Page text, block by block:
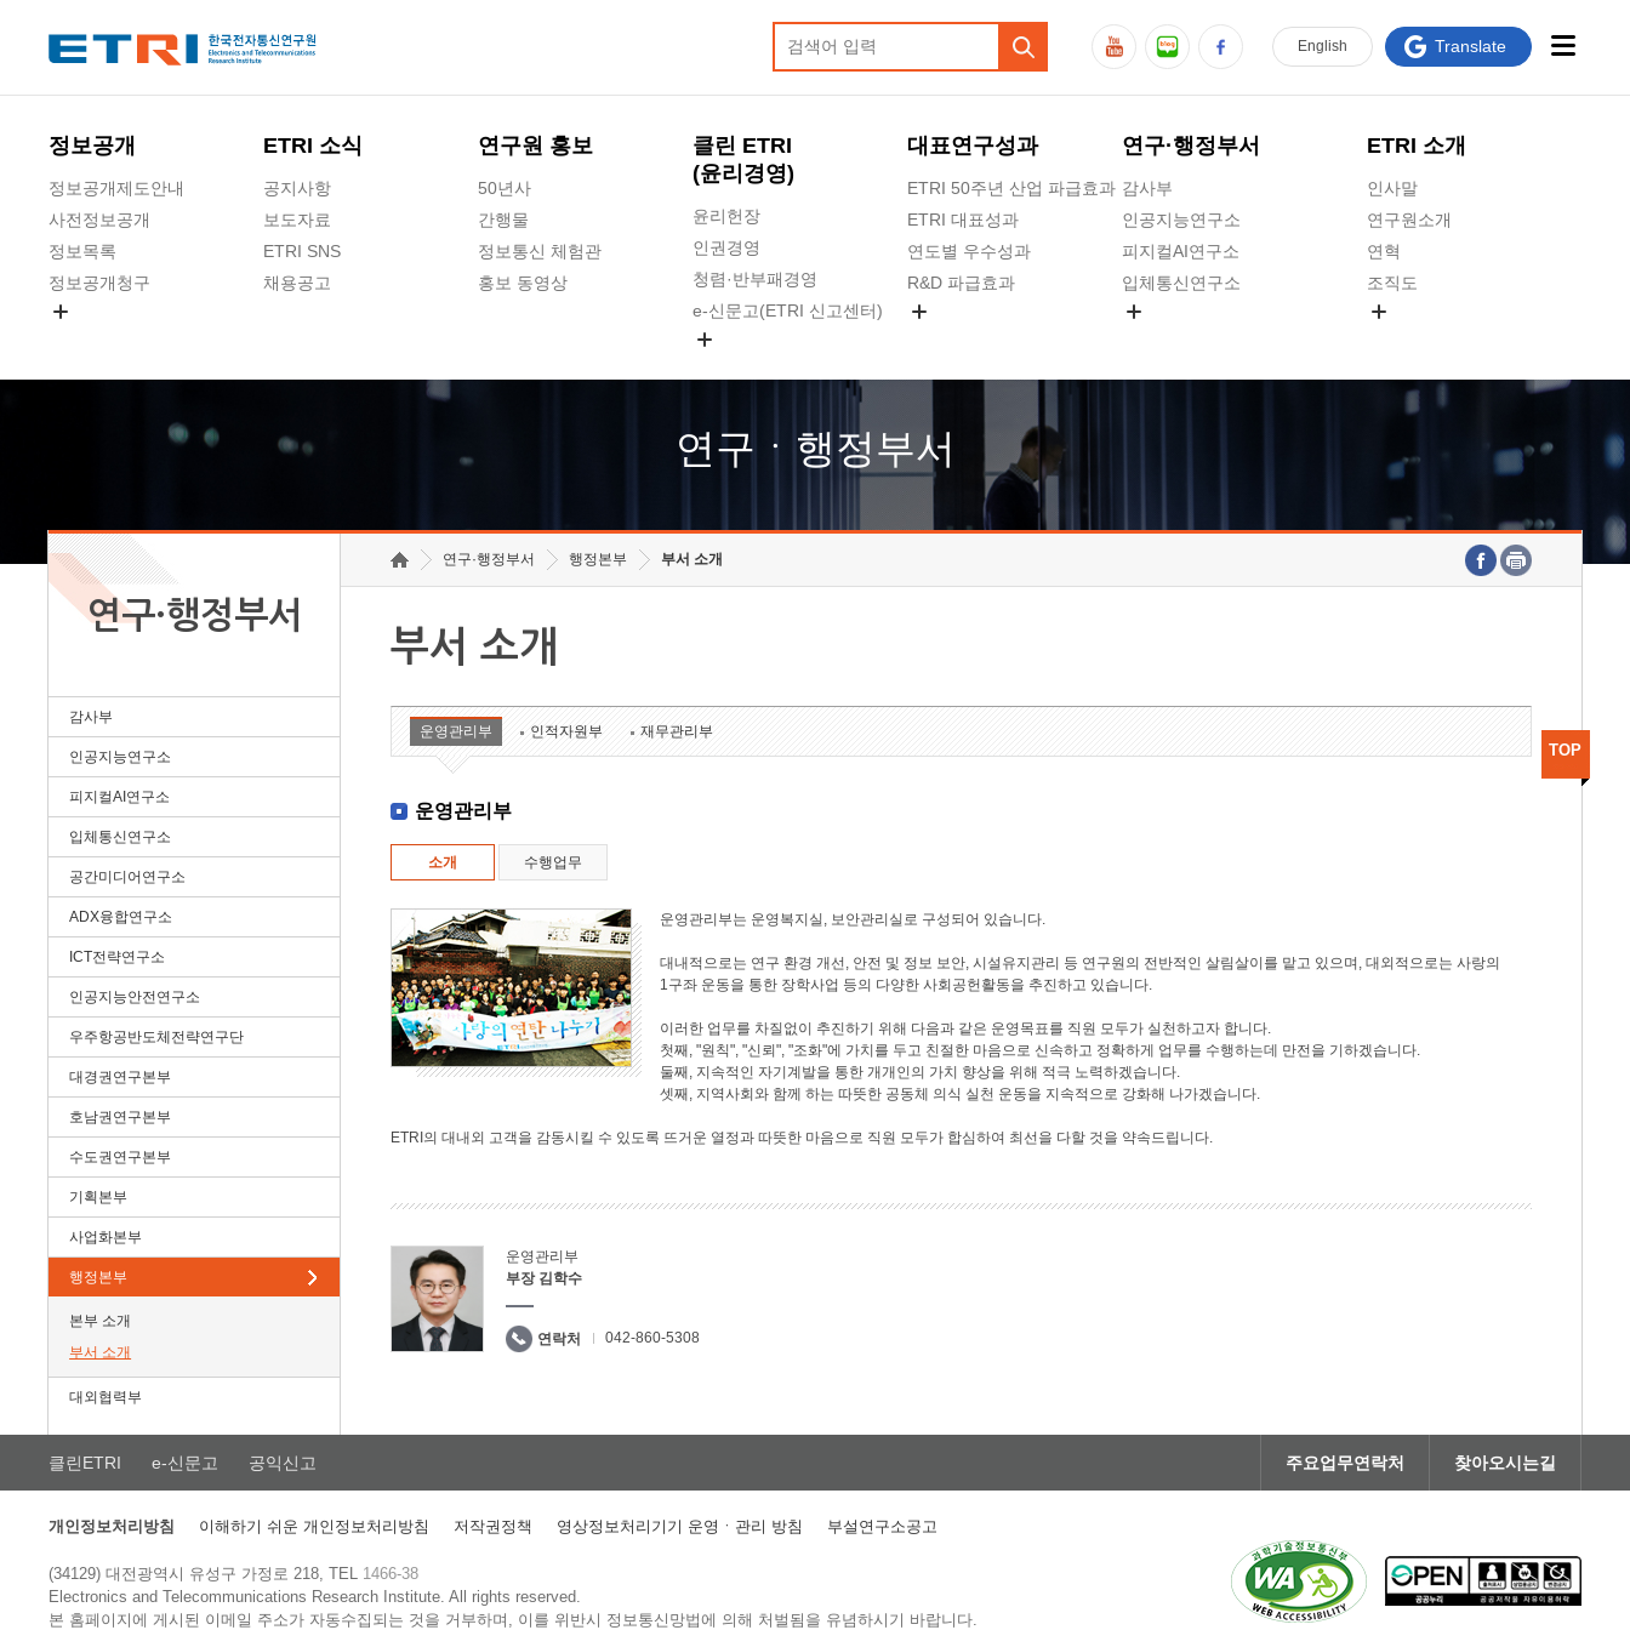
정보공개
정보공개제도안내
사전정보공개
정보목록
정보공개청구
ETRI 소식
공지사항
보도자료
ETRI SNS
채용공고
연구원 홍보
50년사
간행물
정보통신 체험관
홍보 동영상
클린 ETRI
(윤리경영)
윤리헌장
인권경영
청렴·반부패경영
e-신문고(ETRI 신고센터)
고객의소리
수의계약 현황
대표연구성과
ETRI 50주년 산업 파급효과
ETRI 대표성과
연도별 우수성과
R&D 파급효과
연구·행정부서
감사부
인공지능연구소
피지컬AI연구소
입체통신연구소
호남권연구본부
기획본부
ETRI 소개
인사말
연구원소개
연혁
조직도
연구원 고객헌장
주요업무연락처
English Translate
연구ㆍ행정부서
연구·행정부서
감사부
인공지능연구소
피지컬AI연구소
입체통신연구소
공간미디어연구소
ADX융합연구소
ICT전략연구소
인공지능안전연구소
우주항공반도체전략연구단
대경권연구본부
호남권연구본부
수도권연구본부
기획본부
사업화본부
행정본부
본부 소개
부서 소개
대외협력부
연구·행정부서 행정본부 부서 소개
부서 소개
운영관리부 인적자원부 재무관리부
운영관리부
소개 수행업무
운영관리부는 운영복지실, 보안관리실로 구성되어 있습니다.
대내적으로는 연구 환경 개선, 안전 및 정보 보안, 시설유지관리 등 연구원의 전반적인 살림살이를 맡고 있으며, 대외적으로는 사랑의
1구좌 운동을 통한 장학사업 등의 다양한 사회공헌활동을 추진하고 있습니다.
이러한 업무를 차질없이 추진하기 위해 다음과 같은 운영목표를 직원 모두가 실천하고자 합니다.
첫째, "원칙", "신뢰", "조화"에 가치를 두고 친절한 마음으로 신속하고 정확하게 업무를 수행하는데 만전을 기하겠습니다.
둘째, 지속적인 자기계발을 통한 개개인의 가치 향상을 위해 적극 노력하겠습니다.
셋째, 지역사회와 함께 하는 따뜻한 공동체 의식 실천 운동을 지속적으로 강화해 나가겠습니다.
ETRI의 대내외 고객을 감동시킬 수 있도록 뜨거운 열정과 따뜻한 마음으로 직원 모두가 합심하여 최선을 다할 것을 약속드립니다.
운영관리부
부장 김학수
연락처 042-860-5308
TOP
클린ETRI e-신문고 공익신고 주요업무연락처 찾아오시는길
개인정보처리방침 이해하기 쉬운 개인정보처리방침 저작권정책 영상정보처리기기 운영ㆍ관리 방침 부설연구소공고
(34129) 대전광역시 유성구 가정로 218, TEL 1466-38
Electronics and Telecommunications Research Institute.All rights reserved.
본 홈페이지에 게시된 이메일 주소가 자동수집되는 것을 거부하며, 이를 위반시 정보통신망법에 의해 처벌됨을 유념하시기 바랍니다.